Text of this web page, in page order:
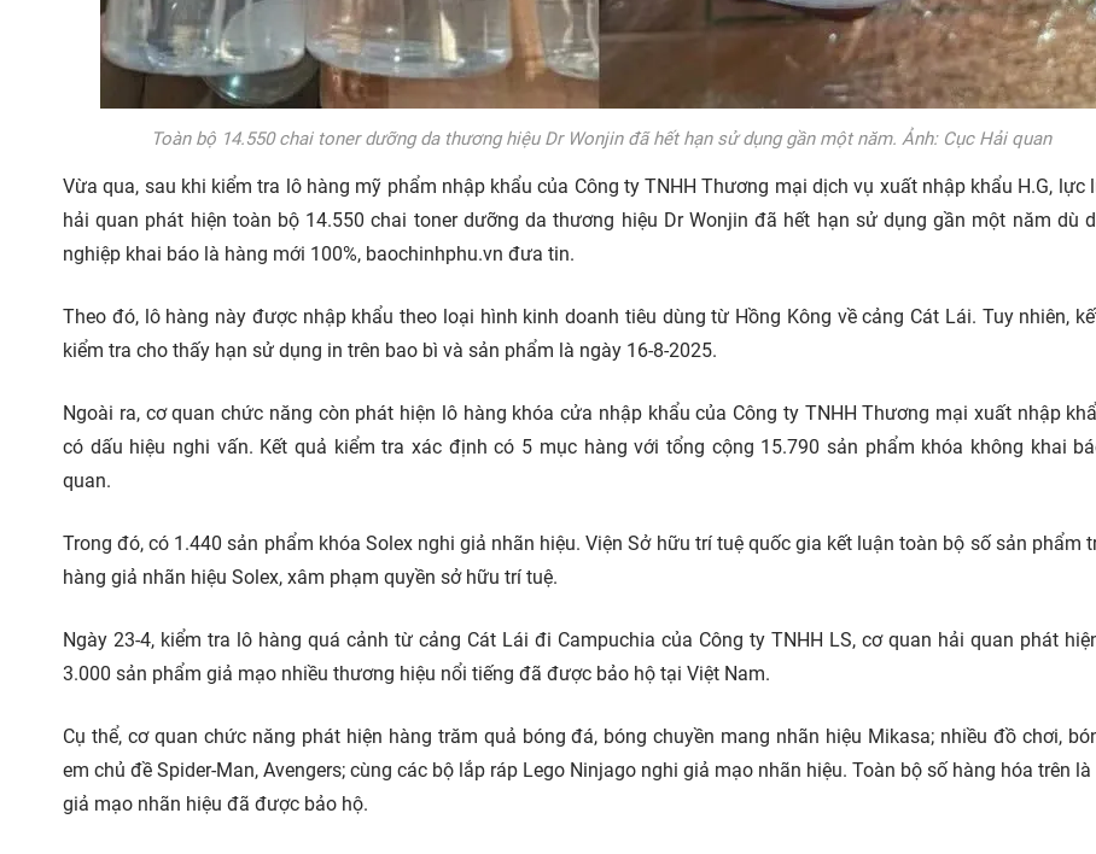
Toàn bộ 14.550 chai toner dưỡng da thương hiệu Dr Wonjin đã hết hạn sử dụng gần một năm. Ảnh: Cục Hải quan
Vừa qua, sau khi kiểm tra lô hàng mỹ phẩm nhập khẩu của Công ty TNHH Thương mại dịch vụ xuất nhập khẩu H.G, lực
hải quan phát hiện toàn bộ 14.550 chai toner dưỡng da thương hiệu Dr Wonjin đã hết hạn sử dụng gần một năm dù
nghiệp khai báo là hàng mới 100%, baochinhphu.vn đưa tin.
Theo đó, lô hàng này được nhập khẩu theo loại hình kinh doanh tiêu dùng từ Hồng Kông về cảng Cát Lái. Tuy nhiên,
kiểm tra cho thấy hạn sử dụng in trên bao bì và sản phẩm là ngày 16-8-2025.
Ngoài ra, cơ quan chức năng còn phát hiện lô hàng khóa cửa nhập khẩu của Công ty TNHH Thương mại xuất nhập
có dấu hiệu nghi vấn. Kết quả kiểm tra xác định có 5 mục hàng với tổng cộng 15.790 sản phẩm khóa không khai
quan.
Trong đó, có 1.440 sản phẩm khóa Solex nghi giả nhãn hiệu. Viện Sở hữu trí tuệ quốc gia kết luận toàn bộ số sản phẩm
hàng giả nhãn hiệu Solex, xâm phạm quyền sở hữu trí tuệ.
Ngày 23-4, kiểm tra lô hàng quá cảnh từ cảng Cát Lái đi Campuchia của Công ty TNHH LS, cơ quan hải quan phát
3.000 sản phẩm giả mạo nhiều thương hiệu nổi tiếng đã được bảo hộ tại Việt Nam.
Cụ thể, cơ quan chức năng phát hiện hàng trăm quả bóng đá, bóng chuyền mang nhãn hiệu Mikasa; nhiều đồ chơi,
em chủ đề Spider-Man, Avengers; cùng các bộ lắp ráp Lego Ninjago nghi giả mạo nhãn hiệu. Toàn bộ số hàng hóa trên là
giả mạo nhãn hiệu đã được bảo hộ.